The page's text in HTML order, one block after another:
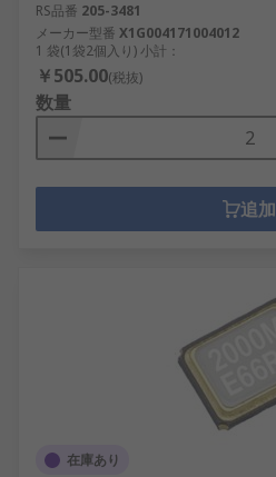
RS品番 205-3481
メーカー型番 X1G004171004012
1 袋(1袋2個入り) 小計：
￥505.00(税抜)
数量
追加
在庫あり